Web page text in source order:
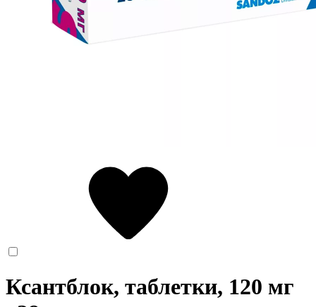
Ксантблок, таблетки, 120 мг